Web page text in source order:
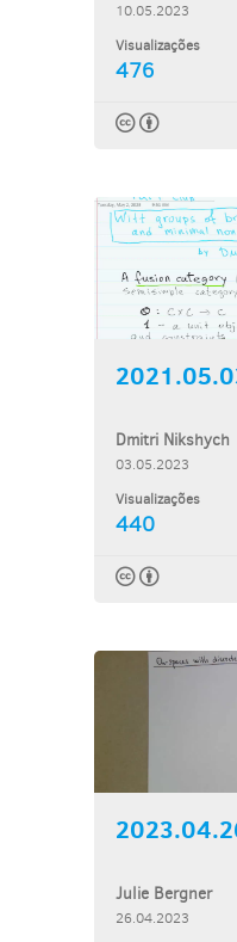
10.05.2023
Visualizações
476
Dmitri Nikshych
03.05.2023
Visualizações
440
Julie Bergner
26.04.2023